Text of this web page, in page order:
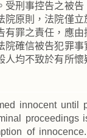
刑事控告之被告
原則，法院僅
罪之責任，應
確信被告犯罪
均不致於有所
innocent until
proceedings
of